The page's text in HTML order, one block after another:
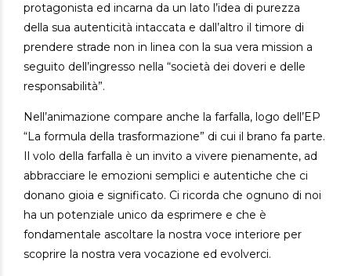
protagonista ed incarna da un lato l’idea di purezza
della sua autenticità intaccata e dall’altro il timore di
prendere strade non in linea con la sua vera mission a
seguito dell’ingresso nella “società dei doveri e delle
responsabilità”.
Nell’animazione compare anche la farfalla, logo dell’EP
“La formula della trasformazione” di cui il brano fa parte.
Il volo della farfalla è un invito a vivere pienamente, ad
abbracciare le emozioni semplici e autentiche che ci
donano gioia e significato. Ci ricorda che ognuno di noi
ha un potenziale unico da esprimere e che è
fondamentale ascoltare la nostra voce interiore per
scoprire la nostra vera vocazione ed evolverci.